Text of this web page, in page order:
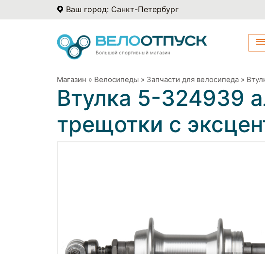
Ваш город: Санкт-Петербург
Большой спортивный магазин
Магазин » Велосипеды » Запчасти для велосипеда »
Втулка 5-324939
трещотки с